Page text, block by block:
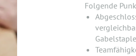
Folgende